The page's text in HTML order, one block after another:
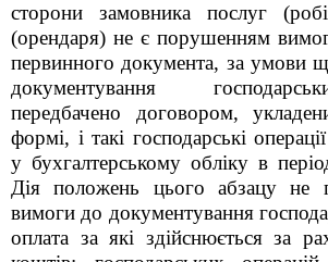
сторони замовника послуг
(орендаря) не є порушенням
первинного документа, за умови
документування
передбачено договором,
формі, і такі господарські
у бухгалтерському обліку в
Дія положень цього абзацу не
вимоги до документування
оплата за які здійснюється за